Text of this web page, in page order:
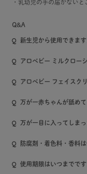
・乳幼児の手の届かないと
Q&A
新生児から使用できます
アロベビー ミルクロー
アロベビー フェイスク
万が一赤ちゃんが舐め
万が一目に入ってしま
防腐剤・着色料・香料
使用期限はいつまでです